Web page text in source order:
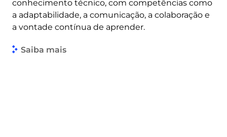
conhecimento técnico, com competências como
a adaptabilidade, a comunicação, a colaboração e
a vontade contínua de aprender.
Saiba mais